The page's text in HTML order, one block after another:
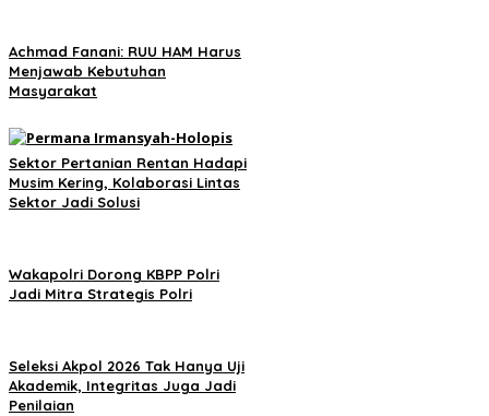
Achmad Fanani: RUU HAM Harus
Menjawab Kebutuhan
Masyarakat
Sektor Pertanian Rentan Hadapi
Musim Kering, Kolaborasi Lintas
Sektor Jadi Solusi
Wakapolri Dorong KBPP Polri
Jadi Mitra Strategis Polri
Seleksi Akpol 2026 Tak Hanya Uji
Akademik, Integritas Juga Jadi
Penilaian